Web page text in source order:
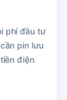
phí đầu tư
pin lưu
điện